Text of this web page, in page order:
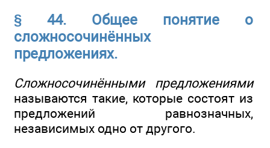
§ 44. Общее понятие о
сложносочинённых
предложениях.
Сложносочинёнными предложениями
называются такие, которые состоят из
предложений равнозначных,
независимых одно от другого.